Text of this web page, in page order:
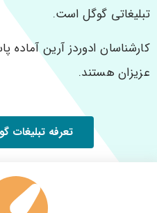
تبلیغاتی گوگل است.
کارشناسان ادوردز آرین
عزیزان هستند.
تعرفه تبلیغات